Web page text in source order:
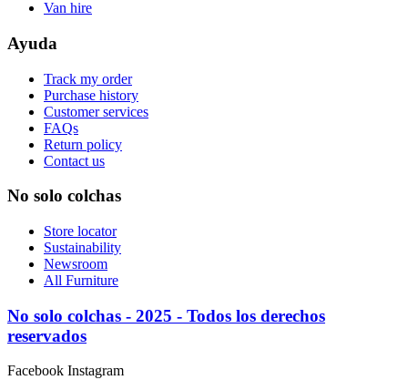
Van hire
Ayuda
Track my order
Purchase history
Customer services
FAQs
Return policy
Contact us
No solo colchas
Store locator
Sustainability
Newsroom
All Furniture
No solo colchas - 2025 - Todos los derechos
reservados
Facebook Instagram